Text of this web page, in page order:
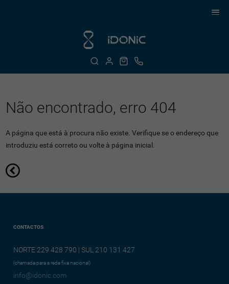
Não encontrado, erro 404
A página que está à procura não existe. Verifique se o endereço que
introduziu está correto ou volte à página inicial.
CONTACTOS
NORTE 229 428 790 | SUL 210 131 427
(chamada para a rede fixa nacional)
info@idonic.com